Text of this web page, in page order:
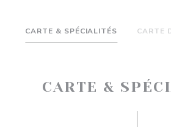
CARTE & SPÉCIALITÉS CARTE
CARTE &